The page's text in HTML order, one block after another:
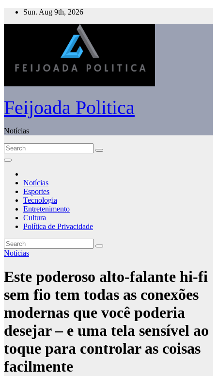
Skip
Sun. Aug 9th, 2026
Feijoada Politica
Notícias
Notícias
Esportes
Tecnologia
Entretenimento
Cultura
Política de Privacidade
Notícias
Este poderoso alto-falante hi-fi
sem fio tem todas as conexões
modernas que você poderia
desejar – e uma tela sensível ao
toque para controlar as coisas
facilmente